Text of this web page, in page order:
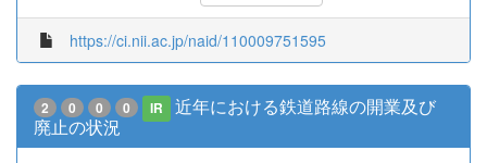
https://ci.nii.ac.jp/naid/110009751595
2 0 0 0 IR
近年における鉄道路線の開業及び
廃止の状況